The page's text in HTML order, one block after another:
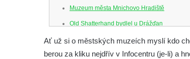
Muzeum města Mnichovo Hradiště
Old Shatterhand bydlel u Drážďan
Venkovské zemědělské muzeum v Srbské
Kamenici
Ať už si o městských muzeích myslí kdo
berou za kliku nejdřív v Infocentru (je-li) a